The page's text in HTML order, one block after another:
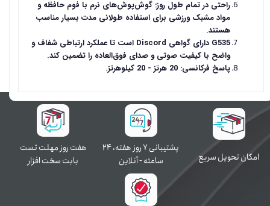
راحتی در تمام طول روز: گوش‌پوش‌های نرم با فوم حافظه و
مواد مشبک ورزشی برای استفاده طولانی مدت بسیار مناسب
هستند.
G535 دارای گواهی Discord است تا عملکرد ارتباطی شفاف و
واضح با کیفیت صوتی و صدای فوق‌العاده را تضمین کند.
پاسخ فرکانسی: 20 هرتز - 20 کیلوهرتز.
اﻣﮑﺎن ﺗﺤﻮﯾﻞ سریع
پشتیبانی ۷ روز ﻫﻔﺘﻪ، ۲۴
ﺳﺎﻋﺘﻪ - آنلاین
هفت روز مهلت تست
بابت سخت افزار